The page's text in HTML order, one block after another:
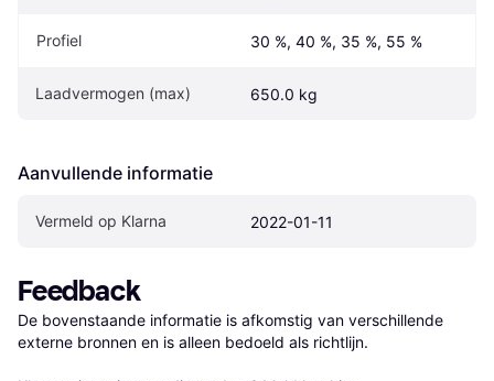
Profiel 30 %, 40 %, 35 %, 55 %
Laadvermogen (max) 650.0 kg
Aanvullende informatie
Vermeld op Klarna 2022-01-11
Feedback
De bovenstaande informatie is afkomstig van verschillende
externe bronnen en is alleen bedoeld als richtlijn.